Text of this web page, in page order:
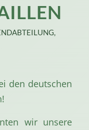
,
den deutschen
wir unsere